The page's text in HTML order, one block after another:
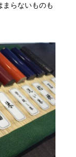
らないものも